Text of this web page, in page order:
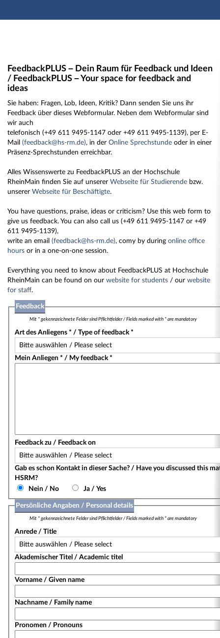
Hauptnavigation
Feedback
FeedbackPLUS – Dein Raum für Feedback und Ideen
/ FeedbackPLUS – Your space for feedback and
ideas
Sie haben: Fragen, Lob, Ideen, Kritik? Dann senden Sie uns ihr
Feedback über dieses Webformular. Neben dem Webformular sind
wir auch
telefonisch (+49 611 9495-1147 oder +49 611 9495-1139), per E-
Mail (feedback@hs-rm.de), in der Online Sprechstunde oder in einer
Präsenz-Sprechstunden erreichbar.
Alles Wissenswerte zu FeedbackPLUS an der Hochschule
RheinMain finden Sie auf unserer Webseite für Studierende bzw.
unserer Webseite für Beschäftigte.
You have questions, praise, ideas or criticism? Use this web form to
give us feedback. You can also call us (+49 611 9495-1147 or +49
611 9495-1139),
write an email (feedback@hs-rm.de), comy by during online office
hours or in a one-on-one session.
Everything you need to know about FeedbackPLUS at Hochschule
RheinMain can be found on our website for students / our website
for staff.
Feedback
Mit * gekennzeichnete Felder sind Pflichtfelder / Fields marked with * are mandatory
Art des Anliegens * / Type of feedback *
Mein Anliegen * / My feedback *
Feedback zu / Feedback on
Gab es schon Kontakt in dieser Sache? / Have you discussed this
HSRM?
Nein / No
Ja / Yes
Persönliche Angaben / Personal details
Mit * gekennzeichnete Felder sind Pflichtfelder / Fields marked with * are mandatory
Anrede / Title
Akademischer Titel / Academic titel
Vorname / Given name
Nachname / Family name
Pronomen / Pronouns